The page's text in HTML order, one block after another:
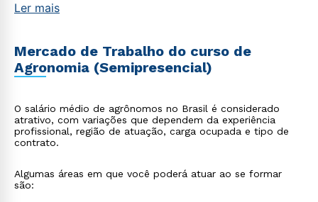
Ler mais
Mercado de Trabalho do curso de
Agronomia (Semipresencial)
O salário médio de agrônomos no Brasil é considerado
atrativo, com variações que dependem da experiência
profissional, região de atuação, carga ocupada e tipo de
contrato.
Algumas áreas em que você poderá atuar ao se formar
são: